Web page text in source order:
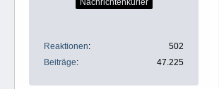
Reaktionen
502
Beiträge
47.225